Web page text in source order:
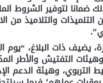
2018، وذلك ضمانا لتوفير
والتلاميذ من
وهيئات التفتيش والأطر
التربوي، وهيئة الدعم